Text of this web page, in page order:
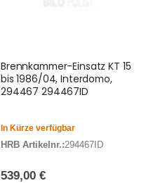
Brennkammer-Einsatz KT 15
bis 1986/04, Interdomo,
294467 294467ID
In Kürze verfügbar
HRB Artikelnr.:294467ID
539,00 €